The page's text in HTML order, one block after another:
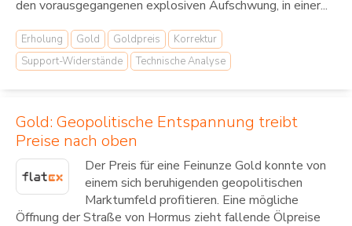
den vorausgegangenen explosiven Aufschwung, in einer...
Erholung Gold Goldpreis
Korrektur
Support-Widerstände
Technische Analyse
Gold: Geopolitische Entspannung treibt
Preise nach oben
Der Preis für eine Feinunze Gold konnte von
einem sich beruhigenden geopolitischen
Marktumfeld profitieren. Eine mögliche
Öffnung der Straße von Hormus zieht fallende Ölpreise